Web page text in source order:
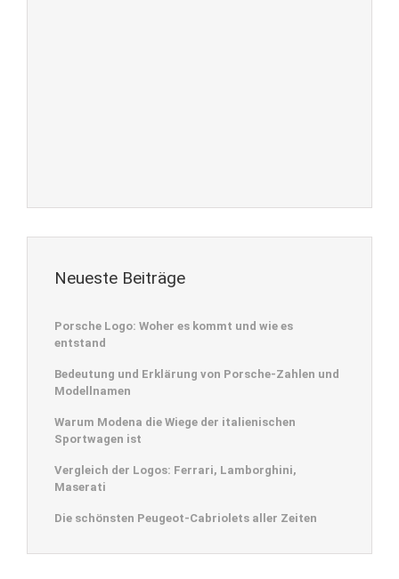
Neueste Beiträge
Porsche Logo: Woher es kommt und wie es
entstand
Bedeutung und Erklärung von Porsche-Zahlen und
Modellnamen
Warum Modena die Wiege der italienischen
Sportwagen ist
Vergleich der Logos: Ferrari, Lamborghini,
Maserati
Die schönsten Peugeot-Cabriolets aller Zeiten